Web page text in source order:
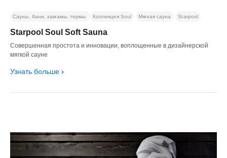
Starpool Soul Soft Sauna
Совершенная простота и инновации, воплощенные в дизайнерской
мягкой сауне
Узнать больше
Сауны, бани, хамамы, термы Коллекция Soul Мягкая сауна Starpool